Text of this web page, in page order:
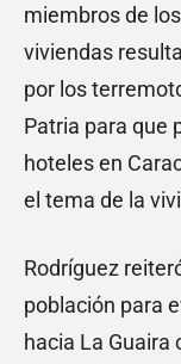
miembros de
viviendas
por los
Patria para que
hoteles en
el tema de la
Rodríguez
población para
hacia La Guaira